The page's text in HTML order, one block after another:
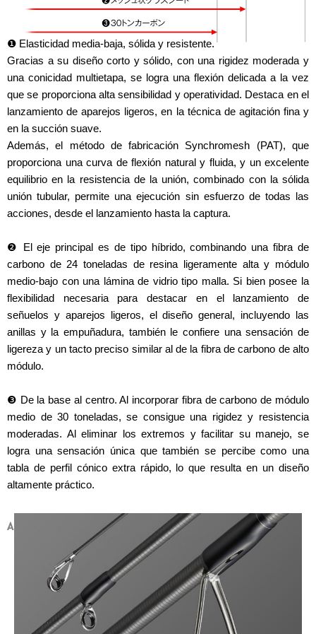
❶ Elasticidad media-baja, sólida y resistente.
Gracias a su diseño corto y sólido, con una rigidez moderada y
una conicidad multietapa, se logra una flexión delicada a la vez
que se proporciona alta sensibilidad y operatividad. Destaca en el
lanzamiento de aparejos ligeros, en la técnica de agitación fina y
en la succión suave.
Además, el método de fabricación Synchromesh (PAT), que
proporciona una curva de flexión natural y fluida, y un excelente
equilibrio en la resistencia de la unión, combinado con la sólida
unión tubular, permite una ejecución sin esfuerzo de todas las
acciones, desde el lanzamiento hasta la captura.
❷ El eje principal es de tipo híbrido, combinando una fibra de
carbono de 24 toneladas de resina ligeramente alta y módulo
medio-bajo con una lámina de vidrio tipo malla. Si bien posee la
flexibilidad necesaria para destacar en el lanzamiento de
señuelos y aparejos ligeros, el diseño general, incluyendo las
anillas y la empuñadura, también le confiere una sensación de
ligereza y un tacto preciso similar al de la fibra de carbono de alto
módulo.
❸ De la base al centro. Al incorporar fibra de carbono de módulo
medio de 30 toneladas, se consigue una rigidez y resistencia
moderadas. Al eliminar los extremos y facilitar su manejo, se
logra una sensación única que también se percibe como una
tabla de perfil cónico extra rápido, lo que resulta en un diseño
altamente práctico.
ANILLAS